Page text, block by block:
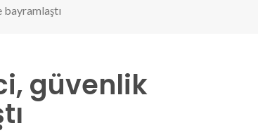
güvenlik